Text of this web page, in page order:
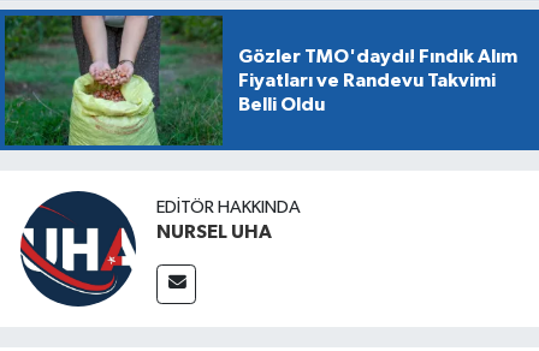
Gözler TMO'daydı! Fındık Alım
Fiyatları ve Randevu Takvimi
Belli Oldu
EDITÖR HAKKINDA
NURSEL UHA